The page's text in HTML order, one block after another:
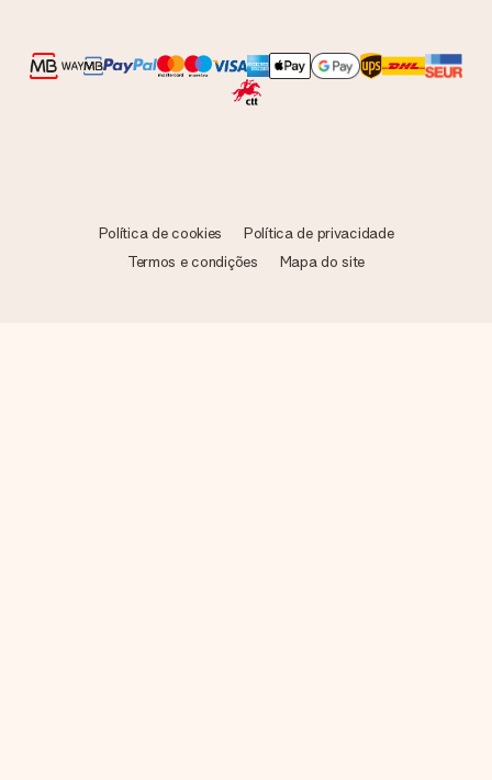
Política de cookies
Política de privacidade
Termos e condições
Mapa do site